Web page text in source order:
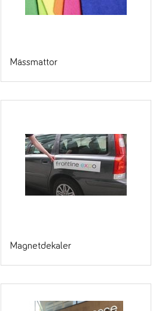
Mässmattor
Magnetdekaler